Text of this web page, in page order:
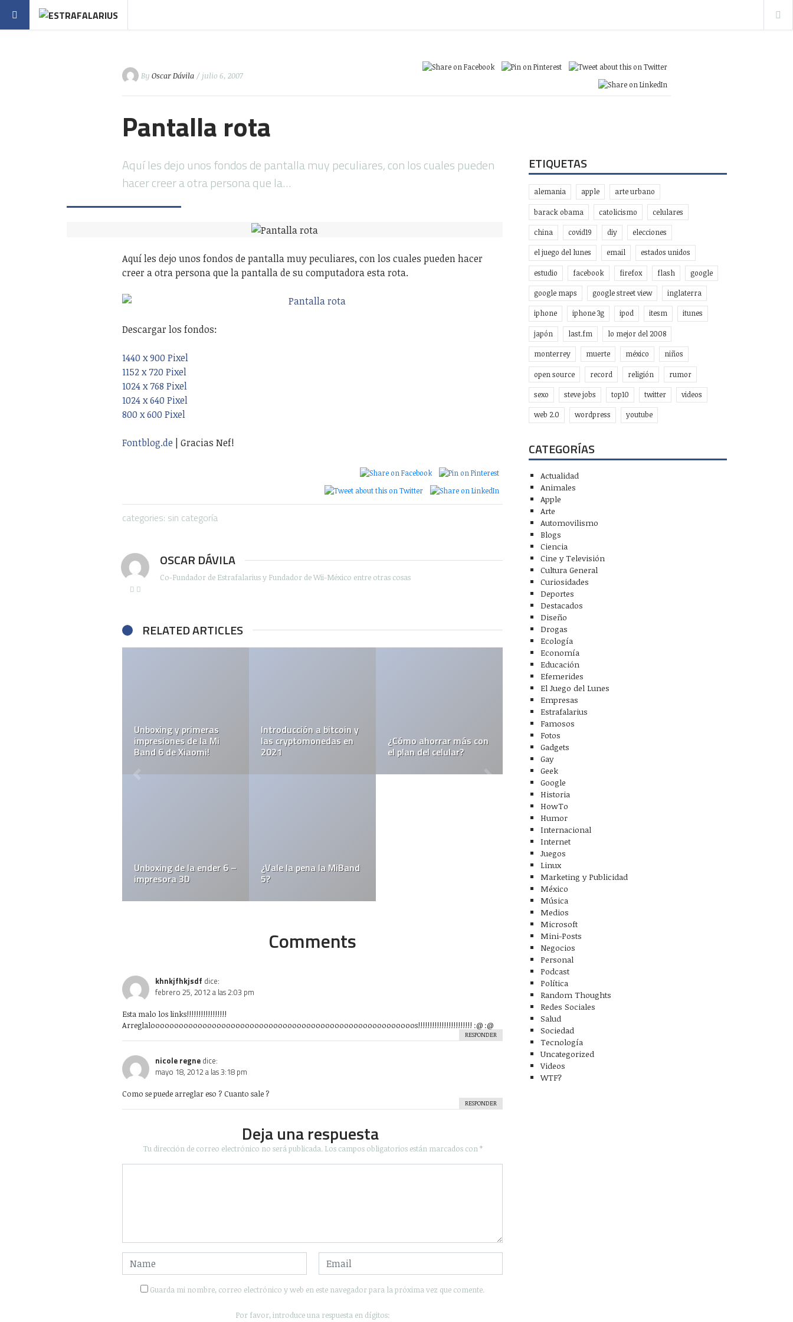
By Oscar Dávila / julio 6, 2007
Pantalla rota
Aquí les dejo unos fondos de pantalla muy peculiares, con los cuales pueden
hacer creer a otra persona que la…
Aquí les dejo unos fondos de pantalla muy peculiares, con los cuales pueden hacer
creer a otra persona que la pantalla de su computadora esta rota.
Descargar los fondos:
1440 x 900 Pixel
1152 x 720 Pixel
1024 x 768 Pixel
1024 x 640 Pixel
800 x 600 Pixel
Fontblog.de | Gracias Nef!
categories: sin categoría
OSCAR DÁVILA
Co-Fundador de Estrafalarius y Fundador de Wii-México entre otras cosas
RELATED ARTICLES
Unboxing y primeras
impresiones de la Mi
Band 6 de Xiaomi!
Introducción a bitcoin y
las cryptomonedas en
2021
¿Cómo ahorrar más con
el plan del celular?
Unboxing de la ender 6 –
impresora 3D
¿Vale la pena la MiBand
5?
Comments
khnkjfhkjsdf dice:
febrero 25, 2012 a las 2:03 pm
Esta malo los links!!!!!!!!!!!!!!!!!
Arreglaloooooooooooooooooooooooooooooooooooooooooooooooooooooooos!!!!!!!!!!!!!!!!!!!!!!! :@ :@
RESPONDER
nicole regne dice:
mayo 18, 2012 a las 3:18 pm
Como se puede arreglar eso ? Cuanto sale ?
RESPONDER
Deja una respuesta
Tu dirección de correo electrónico no será publicada. Los campos obligatorios están marcados con*
Guarda mi nombre, correo electrónico y web en este navegador para la próxima vez que comente.
Por favor, introduce una respuesta en dígitos:
ETIQUETAS
alemania apple arte urbano
barack obama catolicismo celulares
china covid19 diy elecciones
el juego del lunes email estados unidos
estudio facebook firefox flash google
google maps google street view inglaterra
iphone iphone 3g ipod itesm itunes
japón last.fm lo mejor del 2008
monterrey muerte méxico niños
open source record religión rumor
sexo steve jobs top10 twitter videos
web 2.0 wordpress youtube
CATEGORÍAS
Actualidad
Animales
Apple
Arte
Automovilismo
Blogs
Ciencia
Cine y Televisión
Cultura General
Curiosidades
Deportes
Destacados
Diseño
Drogas
Ecología
Economía
Educación
Efemerides
El Juego del Lunes
Empresas
Estrafalarius
Famosos
Fotos
Gadgets
Gay
Geek
Google
Historia
HowTo
Humor
Internacional
Internet
Juegos
Linux
Marketing y Publicidad
México
Música
Medios
Microsoft
Mini-Posts
Negocios
Personal
Podcast
Política
Random Thoughts
Redes Sociales
Salud
Sociedad
Tecnología
Uncategorized
Videos
WTF?